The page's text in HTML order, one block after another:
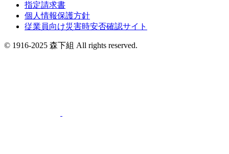
指定請求書
個人情報保護方針
従業員向け災害時安否確認サイト
© 1916-2025 森下組 All rights reserved.